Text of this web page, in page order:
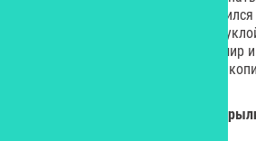
безопасности труп актера
гипотеза объясняла подмену с
все старания гримеров, ушел в
поэтому его пришлось заменить
Вы довольны тем, как